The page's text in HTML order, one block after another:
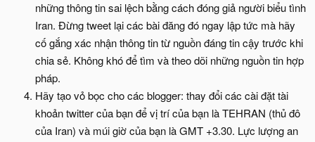
những thông tin sai lệch bằng cách đóng giả người biểu tình
Iran. Đừng tweet lại các bài đăng đó ngay lập tức mà hãy
cố gắng xác nhận thông tin từ nguồn đáng tin cậy trước khi
chia sẻ. Không khó để tìm và theo dõi những nguồn tin hợp
pháp.
Hãy tạo vỏ bọc cho các blogger: thay đổi các cài đặt tài
khoản twitter của bạn để vị trí của bạn là TEHRAN (thủ đô
của Iran) và múi giờ của bạn là GMT +3.30. Lực lượng an